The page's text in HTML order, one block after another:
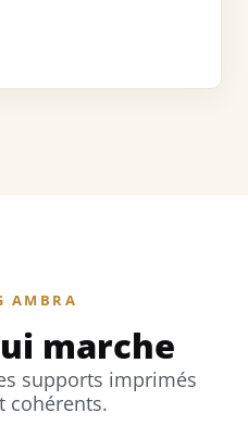
AMBRA
marche
supports imprimés
cohérents.